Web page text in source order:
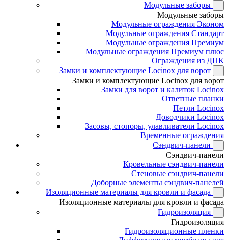
Модульные заборы
Модульные заборы
Модульные ограждения Эконом
Модульные ограждения Стандарт
Модульные ограждения Премиум
Модульные ограждения Премиум плюс
Ограждения из ДПК
Замки и комплектующие Locinox для ворот
Замки и комплектующие Locinox для ворот
Замки для ворот и калиток Locinox
Ответные планки
Петли Locinox
Доводчики Locinox
Засовы, стопоры, улавливатели Locinox
Временные ограждения
Сэндвич-панели
Сэндвич-панели
Кровельные сэндвич-панели
Стеновые сэндвич-панели
Доборные элементы сэндвич-панелей
Изоляционные материалы для кровли и фасада
Изоляционные материалы для кровли и фасада
Гидроизоляция
Гидроизоляция
Гидроизоляционные пленки